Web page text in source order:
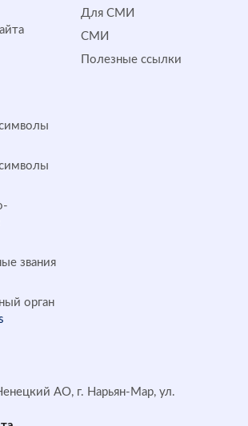
Для СМИ
СМИ
Полезные ссылки
символы
символы
звания
орган
АО, г. Нарьян-Мар, ул.